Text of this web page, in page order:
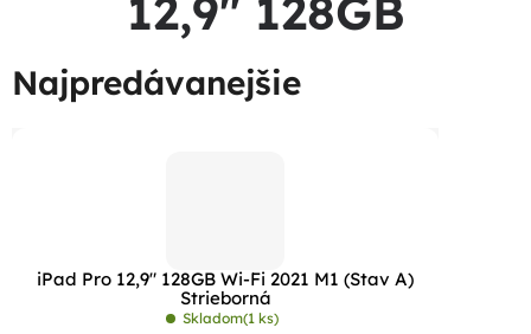
12,9" 128GB
Najpredávanejšie
iPad Pro 12,9" 128GB Wi-Fi 2021 M1 (Stav A)
Strieborná
Skladom(1 ks)